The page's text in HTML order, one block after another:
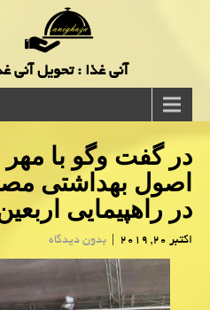
آنی غذا : تحویل آنی
در گفت وگو با
اصول بهداشتی
در راهپیمایی اربعین
اکتبر 20, 2019 | بدون دیدگاه